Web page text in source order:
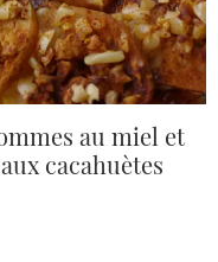
au miel et
aux cacahuètes